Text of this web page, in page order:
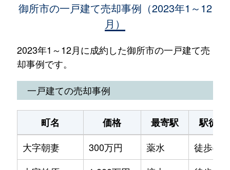
御所市の一戸建て売却事例（2023年1～12
月）
2023年1～12月に成約した御所市の一戸建て売
却事例です。
一戸建ての売却事例
町名 価格 最寄駅
駅徒歩
大字朝妻
300万円 薬水
徒歩45